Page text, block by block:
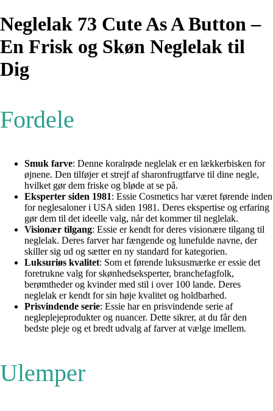
Neglelak 73 Cute As A Button –
En Frisk og Skøn Neglelak til
Dig
Fordele
Smuk farve: Denne koralrøde neglelak er en lækkerbisken for
øjnene. Den tilføjer et strejf af sharonfrugtfarve til dine negle,
hvilket gør dem friske og bløde at se på.
Eksperter siden 1981: Essie Cosmetics har været førende inden
for neglesaloner i USA siden 1981. Deres ekspertise og erfaring
gør dem til det ideelle valg, når det kommer til neglelak.
Visionær tilgang: Essie er kendt for deres visionære tilgang til
neglelak. Deres farver har fængende og lunefulde navne, der
skiller sig ud og sætter en ny standard for kategorien.
Luksuriøs kvalitet: Som et førende luksusmærke er essie det
foretrukne valg for skønhedseksperter, branchefagfolk,
berømtheder og kvinder med stil i over 100 lande. Deres
neglelak er kendt for sin høje kvalitet og holdbarhed.
Prisvindende serie: Essie har en prisvindende serie af
negleplejeprodukter og nuancer. Dette sikrer, at du får den
bedste pleje og et bredt udvalg af farver at vælge imellem.
Ulemper